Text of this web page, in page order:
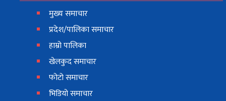
मुख्य समाचार
प्रदेश/पालिका समाचार
हाम्रो पालिका
खेलकुद समाचार
फोटो समाचार
भिडियो समाचार